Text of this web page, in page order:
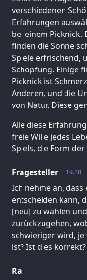
verschiedenen
Erfahrungen
bei einem Picknick.
finden die Sonne
Spiele erfrischend,
Schöpfung. Einige
Picknick ist
Anderen, und die
von Natur. Diese
Alle diese
freie Wille jedes
Spiels, die Form der
19.18
Fragesteller
Ich nehme an, dass
entscheiden kann,
[neu] zu wählen
zurückzugehen,
schwieriger wird, je
ist? Ist dies korrekt?
Ra